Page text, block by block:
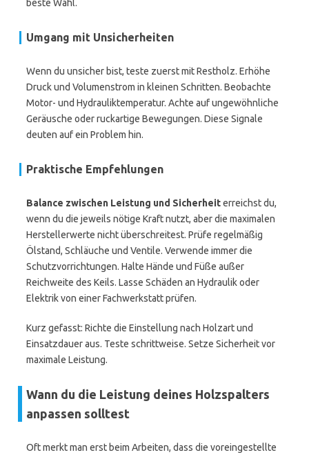
beste Wahl.
Umgang mit Unsicherheiten
Wenn du unsicher bist, teste zuerst mit Restholz. Erhöhe
Druck und Volumenstrom in kleinen Schritten. Beobachte
Motor- und Hydrauliktemperatur. Achte auf ungewöhnliche
Geräusche oder ruckartige Bewegungen. Diese Signale
deuten auf ein Problem hin.
Praktische Empfehlungen
Balance zwischen Leistung und Sicherheiterreichst du,
wenn du die jeweils nötige Kraft nutzt, aber die maximalen
Herstellerwerte nicht überschreitest. Prüfe regelmäßig
Ölstand, Schläuche und Ventile. Verwende immer die
Schutzvorrichtungen. Halte Hände und Füße außer
Reichweite des Keils. Lasse Schäden an Hydraulik oder
Elektrik von einer Fachwerkstatt prüfen.
Kurz gefasst: Richte die Einstellung nach Holzart und
Einsatzdauer aus. Teste schrittweise. Setze Sicherheit vor
maximale Leistung.
Wann du die Leistung deines Holzspalters
anpassen solltest
Oft merkt man erst beim Arbeiten, dass die voreingestellte